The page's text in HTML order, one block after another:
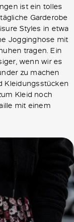
ist ein tolles
Garderobe
Styles in etwa
Jogginghose mit
tragen. Ein
wenn wir es
zu machen
Kleidungsstücken
Kleid noch
mit einem